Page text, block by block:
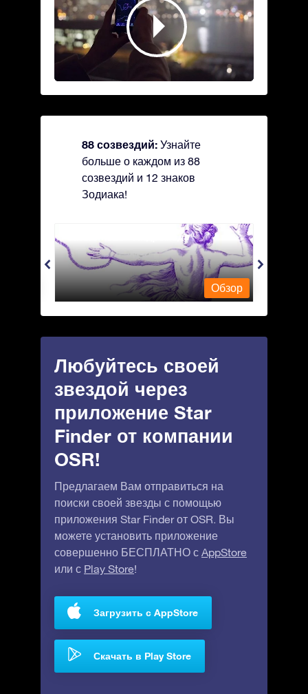
88 созвездий: Узнайте
больше о каждом из 88
созвездий и 12 знаков
Зодиака!
Andromeda - Андромеда
Обзор
Любуйтесь своей
звездой через
приложение Star
Finder от компании
OSR!
Предлагаем Вам отправиться на
поиски своей звезды с помощью
приложения Star Finder от OSR. Вы
можете установить приложение
совершенно БЕСПЛАТНО с AppStore
или с Play Store!
Загрузить с AppStore
Скачать в Play Store